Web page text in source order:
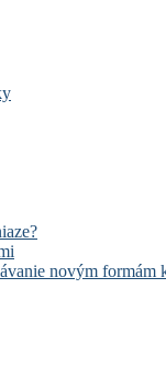
novým formám